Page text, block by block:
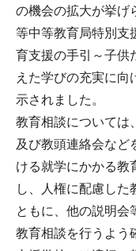
の機会の拡大が挙げ
等中等教育局特別支
育支援の手引～子供
えた学びの充実に
示されました。
教育相談については
及び教頭連絡会など
ける就学にかかる教
し、人権に配慮した
ともに、他の説明会
教育相談を行うよう